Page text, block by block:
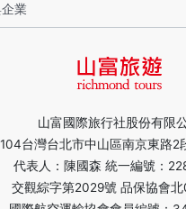
山富國際旅行社股份有限
104台灣台北市中山區南京東路2
代表人：陳國森 統一編號：
交觀綜字第2029號 品保協會
業